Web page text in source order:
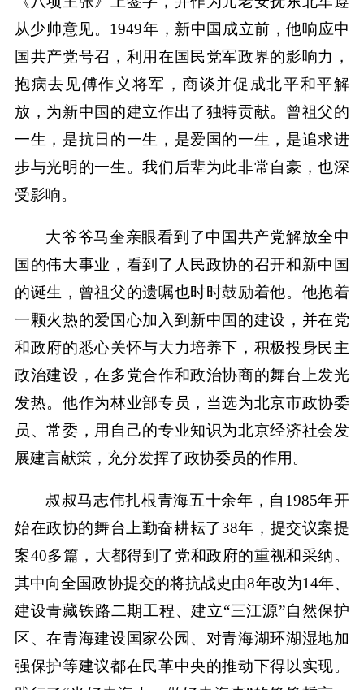
从少帅意见。1949年，新中国成立前，他响应中
国共产党号召，利用在国民党军政界的影响力，
抱病去见傅作义将军，商谈并促成北平和平解
放，为新中国的建立作出了独特贡献。曾祖父的
一生，是抗日的一生，是爱国的一生，是追求进
步与光明的一生。我们后辈为此非常自豪，也深
受影响。
大爷爷马奎亲眼看到了中国共产党解放全中
国的伟大事业，看到了人民政协的召开和新中国
的诞生，曾祖父的遗嘱也时时鼓励着他。他抱着
一颗火热的爱国心加入到新中国的建设，并在党
和政府的悉心关怀与大力培养下，积极投身民主
政治建设，在多党合作和政治协商的舞台上发光
发热。他作为林业部专员，当选为北京市政协委
员、常委，用自己的专业知识为北京经济社会发
展建言献策，充分发挥了政协委员的作用。
叔叔马志伟扎根青海五十余年，自1985年开
始在政协的舞台上勤奋耕耘了38年，提交议案提
案40多篇，大都得到了党和政府的重视和采纳。
其中向全国政协提交的将抗战史由8年改为14年、
建设青藏铁路二期工程、建立“三江源”自然保护
区、在青海建设国家公园、对青海湖环湖湿地加
强保护等建议都在民革中央的推动下得以实现。